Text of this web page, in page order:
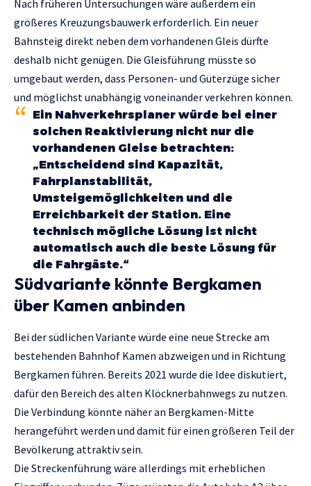
Nach früheren Untersuchungen wäre außerdem ein
größeres Kreuzungsbauwerk erforderlich. Ein neuer
Bahnsteig direkt neben dem vorhandenen Gleis dürfte
deshalb nicht genügen. Die Gleisführung müsste so
umgebaut werden, dass Personen- und Güterzüge sicher
und möglichst unabhängig voneinander verkehren können.
Ein Nahverkehrsplaner würde bei einer
solchen Reaktivierung nicht nur die
vorhandenen Gleise betrachten:
„Entscheidend sind Kapazität,
Fahrplanstabilität,
Umsteigemöglichkeiten und die
Erreichbarkeit der Station. Eine
technisch mögliche Lösung ist nicht
automatisch auch die beste Lösung für
die Fahrgäste.“
Südvariante könnte Bergkamen
über Kamen anbinden
Bei der südlichen Variante würde eine neue Strecke am
bestehenden Bahnhof Kamen abzweigen und in Richtung
Bergkamen führen. Bereits 2021 wurde die Idee diskutiert,
dafür den Bereich des alten Klöcknerbahnwegs zu nutzen.
Die Verbindung könnte näher an Bergkamen-Mitte
herangeführt werden und damit für einen größeren Teil der
Bevölkerung attraktiv sein.
Die Streckenführung wäre allerdings mit erheblichen